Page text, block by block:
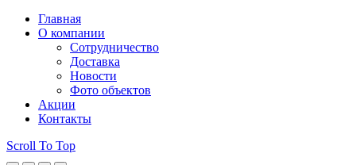
Главная
О компании
Сотрудничество
Доставка
Новости
Фото объектов
Акции
Контакты
Scroll To Top